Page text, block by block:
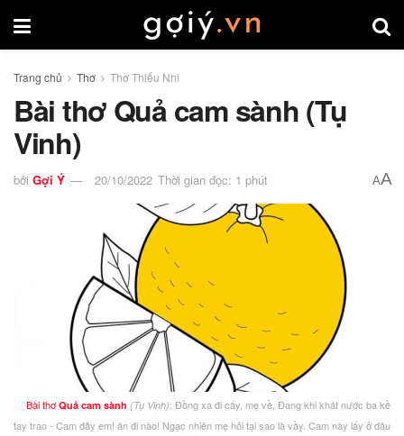
Trang chủ Thơ Thơ Thiếu Nhi
Bài thơ Quả cam sành (Tụ
Vinh)
bởi Gợi Ý 20/10/2022 Thời gian đọc: 1 phút AA
Bài thơQuả cam sành (Tụ Vinh): Đồng xa đi cấy, mẹ về, Đang khi khát nước ba kề
tay trao - Cam đây em! ăn đi nào! Ngạc nhiên mẹ hỏi tại sao là vầy. Cam này lấy ở đâu